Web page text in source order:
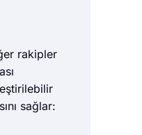
rakipler
sağlar: